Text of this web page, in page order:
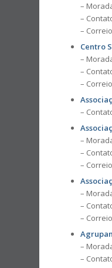
–
–
–
Centro
–
–
–
–
–
–
–
–
–
–
–
–